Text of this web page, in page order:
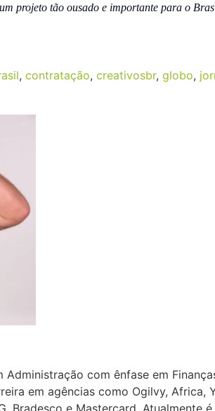
projeto tão ousado e importante para o
, contratação, creativosbr, globo,
com ênfase em
em agências como Ogilvy, Africa,